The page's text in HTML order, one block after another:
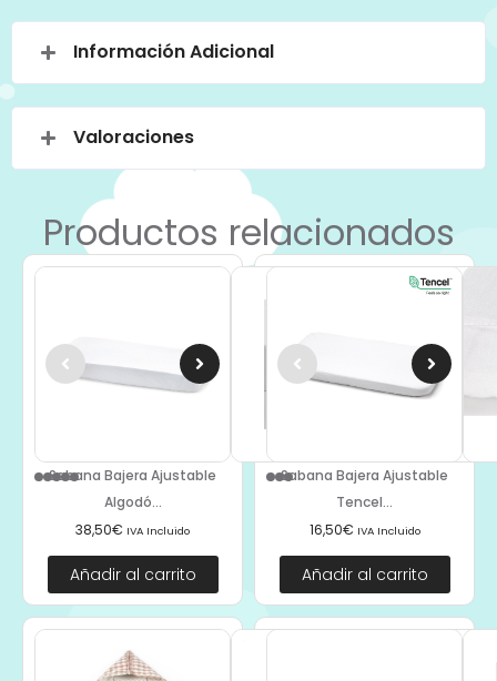
Información Adicional
Valoraciones
Productos relacionados
Sabana Bajera Ajustable
Algodó...
38,50€ IVA Incluido
Añadir al carrito
Sabana Bajera Ajustable
Tencel...
16,50€ IVA Incluido
Añadir al carrito